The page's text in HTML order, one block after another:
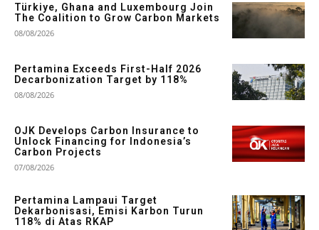
Türkiye, Ghana and Luxembourg Join
The Coalition to Grow Carbon Markets
08/08/2026
Pertamina Exceeds First-Half 2026
Decarbonization Target by 118%
08/08/2026
OJK Develops Carbon Insurance to
Unlock Financing for Indonesia’s
Carbon Projects
07/08/2026
Pertamina Lampaui Target
Dekarbonisasi, Emisi Karbon Turun
118% di Atas RKAP